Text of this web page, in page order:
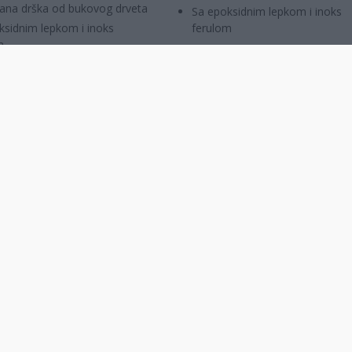
drška od bukovog drveta
lepkom i inoks
Sa epoksidnim lepkom i inoks
ferulom